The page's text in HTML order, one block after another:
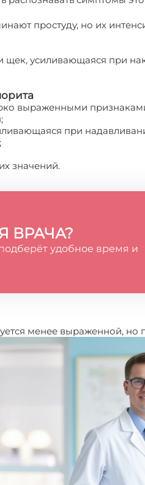
простуду, но их
щек, усиливающаяся при
выраженными
при
значений.
ВРАЧА?
удобное время и
менее выраженной, но